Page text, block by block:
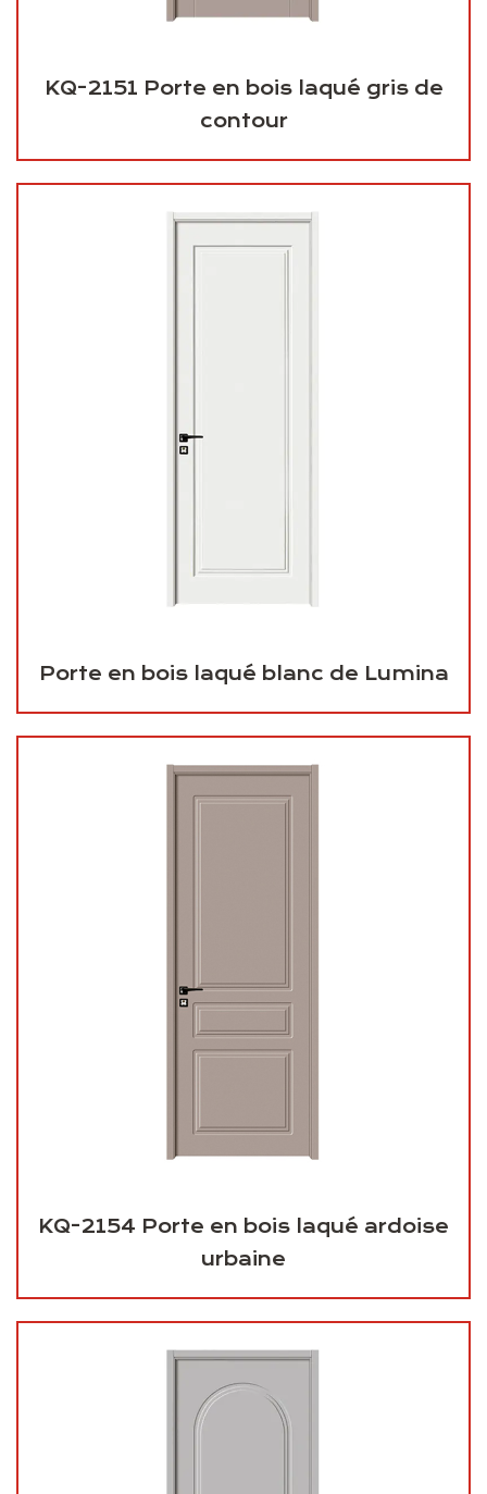
KQ-2151 Porte en bois laqué gris de
contour
Porte en bois laqué blanc de Lumina
KQ-2154 Porte en bois laqué ardoise
urbaine